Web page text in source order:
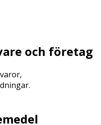
och företag